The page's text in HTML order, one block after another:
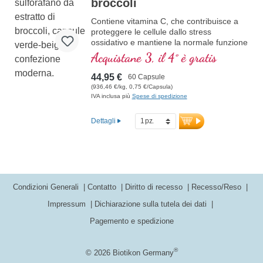
broccoli
Contiene vitamina C, che contribuisce a
proteggere le cellule dallo stress
ossidativo e mantiene la normale funzione
immunitaria. Con semi di nasturzio come
prezioso integratore.
Acquistane 3, il 4° è gratis
44,95 € 60 Capsule
(936,46 €/kg, 0,75 €/Capsula)
IVA inclusa più Spese di spedizione
Dettagli
© 2026 Biotikon Germany®
Condizioni Generali Contatto Diritto di recesso
Recesso/Reso
Impressum
Dichiarazione sulla tutela dei dati
Pagemento e spedizione